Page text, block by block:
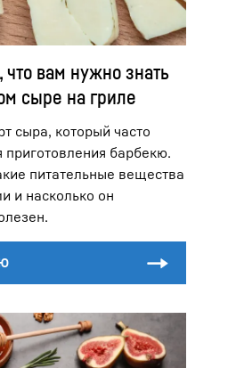
вам нужно знать
сыре на гриле
сыра, который часто
приготовления барбекю.
питательные вещества
и насколько он